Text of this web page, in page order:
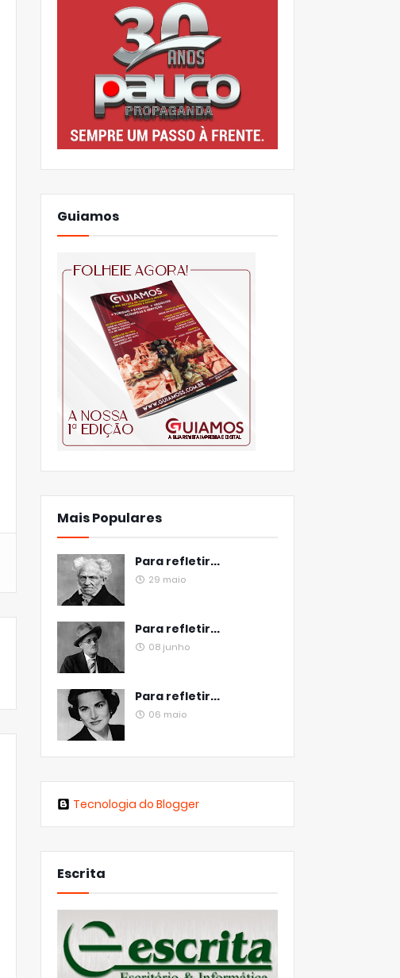
Guiamos
Mais Populares
Para refletir...
29 maio
Para refletir...
08 junho
Para refletir...
06 maio
Tecnologia do Blogger
Escrita